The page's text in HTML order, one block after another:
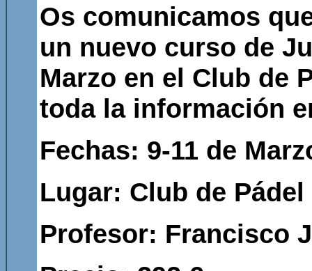
Os comunicamos
un nuevo curso de
Marzo en el Club de
toda la información
Fechas: 9-11 de
Lugar: Club de
Profesor: Francisco